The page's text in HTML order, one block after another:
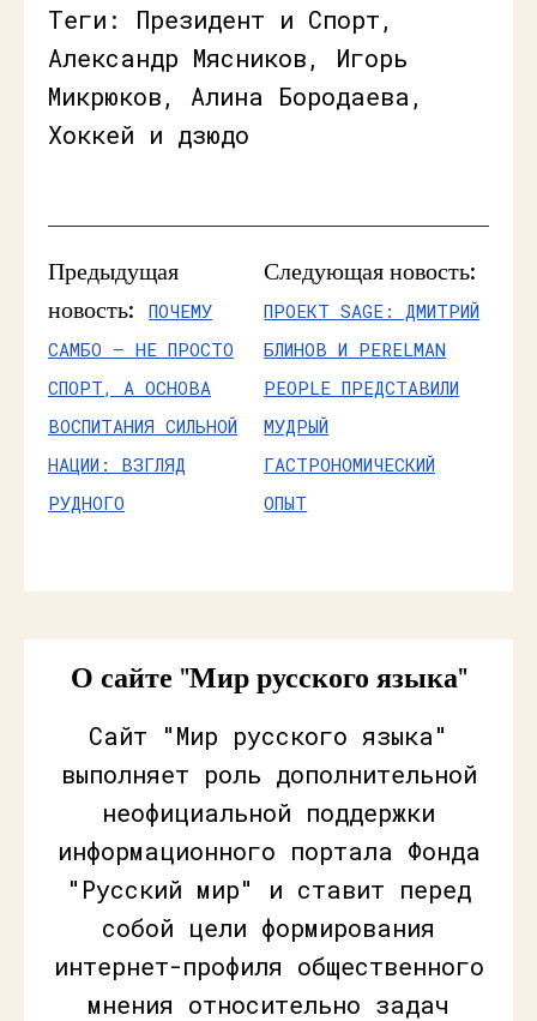
Теги: Президент и Спорт,
Александр Мясников, Игорь
Микрюков, Алина Бородаева,
Хоккей и дзюдо
Предыдущая
новость:
ПОЧЕМУ
САМБО – НЕ ПРОСТО
СПОРТ, А ОСНОВА
ВОСПИТАНИЯ СИЛЬНОЙ
НАЦИИ: ВЗГЛЯД
РУДНОГО
Следующая новость:
ПРОЕКТ SAGE: ДМИТРИЙ
БЛИНОВ И PERELMAN
PEOPLE ПРЕДСТАВИЛИ
МУДРЫЙ
ГАСТРОНОМИЧЕСКИЙ
ОПЫТ
О сайте "Мир русского языка"
Сайт "Мир русского языка"
выполняет роль дополнительной
неофициальной поддержки
информационного портала Фонда
"Русский мир" и ставит перед
собой цели формирования
интернет-профиля общественного
мнения относительно задач